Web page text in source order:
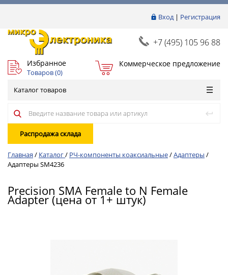
Вход| Регистрация
+7 (495) 105 96 88
Избранное
Товаров (0)
Коммерческое предложение
Каталог товаров
Распродажа склада
Главная / Каталог/ РЧ-компоненты коаксиальные/Адаптеры /
Адаптеры SM4236
Precision SMA Female to N Female
Adapter (цена от 1+ штук)